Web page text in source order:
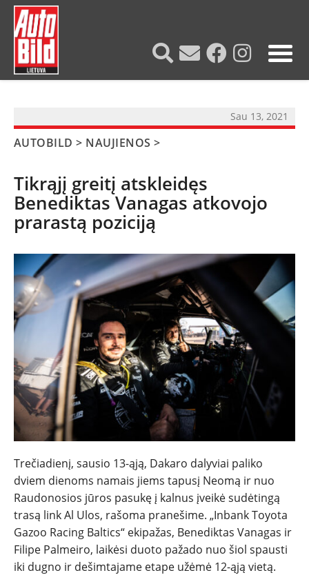
NAUJIENOS
TESTAI
NAUJI
NAUDOTI
REPORTAŽAI
Sau 13, 2021
AUTOBILD > NAUJIENOS >
Tikrąjį greitį atskleidęs
Benediktas Vanagas atkovojo
prarastą poziciją
Trečiadienį, sausio 13-ąją, Dakaro dalyviai paliko
dviem dienoms namais jiems tapusį Neomą ir nuo
Raudonosios jūros pasukę į kalnus įveikė sudėtingą
trasą link Al Ulos, rašoma pranešime. „Inbank Toyota
Gazoo Racing Baltics“ ekipažas, Benediktas Vanagas ir
Filipe Palmeiro, laikėsi duoto pažado nuo šiol spausti
iki dugno ir dešimtajame etape užėmė 12-ąją vietą.